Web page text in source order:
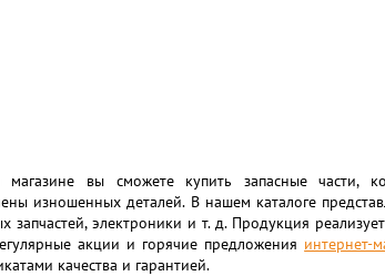
вы сможете купить запасные части,
изношенных деталей. В нашем каталоге
запчастей, электроники и т. д. Продукция
акции и горячие предложения интернет-
качества и гарантией.